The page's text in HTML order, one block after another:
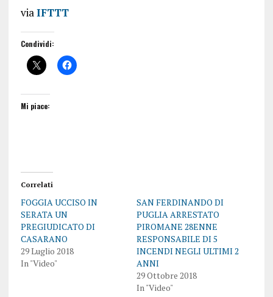
viaIFTTT
Condividi:
Mi piace:
Correlati
FOGGIA UCCISO IN
SERATA UN
PREGIUDICATO DI
CASARANO
29 Luglio 2018
In "Video"
SAN FERDINANDO DI
PUGLIA ARRESTATO
PIROMANE 28ENNE
RESPONSABILE DI 5
INCENDI NEGLI ULTIMI 2
ANNI
29 Ottobre 2018
In "Video"